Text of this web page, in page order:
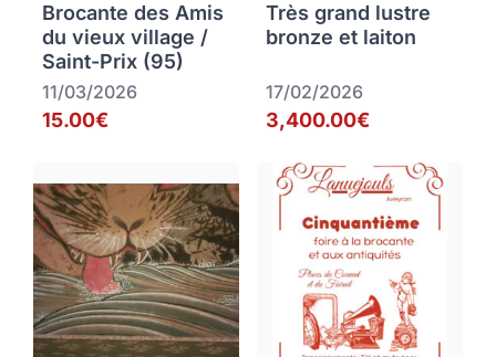
Brocante des Amis
du vieux village /
Saint-Prix (95)
11/03/2026
15.00€
Très grand lustre
bronze et laiton
17/02/2026
3,400.00€